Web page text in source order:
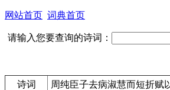
网站首页 词典首页
请输入您要查询的诗词：
诗词 周纯臣子去病淑慧而短折赋